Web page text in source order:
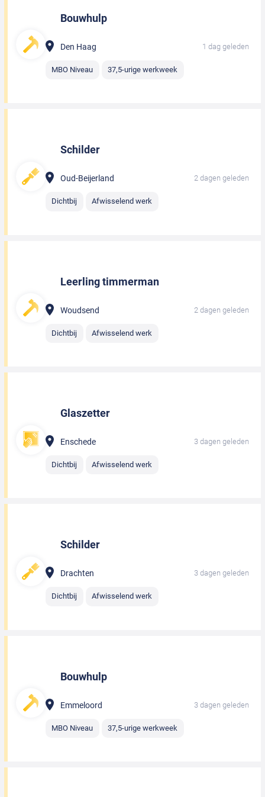
Bouwhulp
Den Haag 1 dag geleden
MBO Niveau 37,5-urige werkweek
Schilder
Oud-Beijerland 2 dagen geleden
Dichtbij Afwisselend werk
Leerling timmerman
Woudsend 2 dagen geleden
Dichtbij Afwisselend werk
Glaszetter
Enschede 3 dagen geleden
Dichtbij Afwisselend werk
Schilder
Drachten 3 dagen geleden
Dichtbij Afwisselend werk
Bouwhulp
Emmeloord 3 dagen geleden
MBO Niveau 37,5-urige werkweek